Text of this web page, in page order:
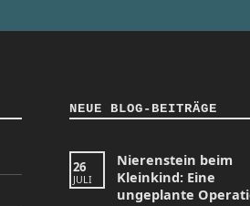
NEUE BLOG-BEITRÄGE
26
JULI
Nierenstein beim
Kleinkind: Eine
ungeplante